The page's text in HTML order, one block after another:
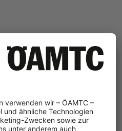
prüfenmüssen, ob die
seien die Hürden für die
Ort eigene Ideen zur
ganz unterschiedliche